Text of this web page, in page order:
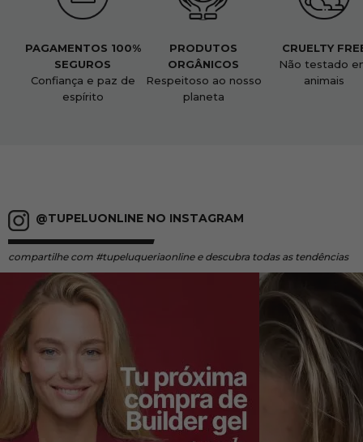
PAGAMENTOS 100%
SEGUROS
Confiança e paz de
espírito
PRODUTOS
ORGÂNICOS
Respeitoso ao nosso
planeta
CRUELTY
Não testado
animais
@TUPELUONLINE NO INSTAGRAM
compartilhe com #tupeluqueriaonline e descubra todas as tendências